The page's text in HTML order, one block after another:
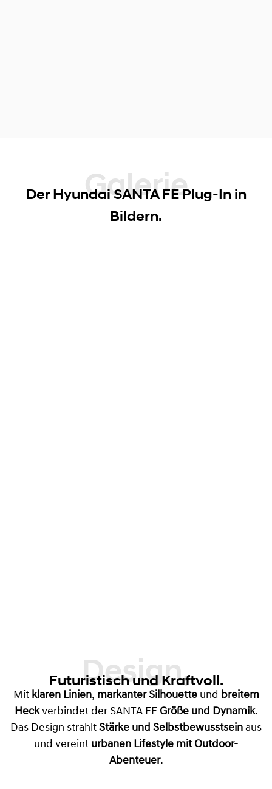
Galerie
Der Hyundai SANTA FE Plug-In in
Bildern.
Design,
Futuristisch und Kraftvoll.
Mit klaren Linien, markanter Silhouetteund breitem
Heckverbindet der SANTA FE Größe und Dynamik.
Das Design strahlt Stärke und Selbstbewusstsein aus
und vereint urbanen Lifestyle mit Outdoor-
Abenteuer.